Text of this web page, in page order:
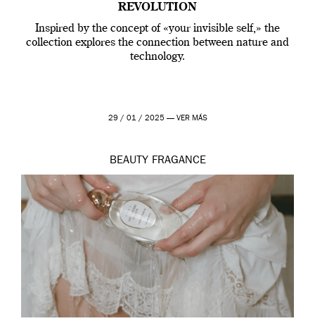
REVOLUTION
Inspired by the concept of «your invisible self,» the
collection explores the connection between nature and
technology.
29 / 01 / 2025 — VER MÁS
BEAUTY FRAGANCE